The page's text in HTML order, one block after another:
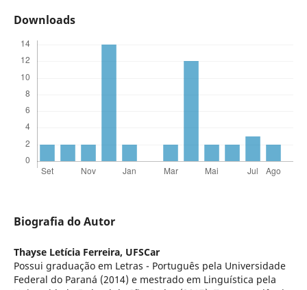
Downloads
Biografia do Autor
Thayse Letícia Ferreira, UFSCar
Possui graduação em Letras - Português pela Universidade
Federal do Paraná (2014) e mestrado em Linguística pela